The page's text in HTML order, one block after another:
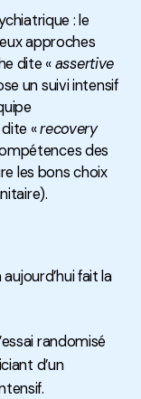
: le
approches
dite «assertive
un suivi intensif
dite «recovery
des
les bons choix
fait la
randomisé
d’un